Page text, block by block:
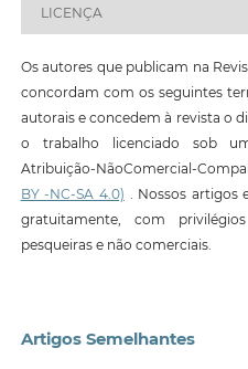
LICENÇA
Os autores que publicam na
concordam com os seguintes
autorais e concedem à revista o
o trabalho licenciado sob
Atribuição-NãoComercial-
BY -NC-SA 4.0) . Nossos artigos
gratuitamente, com
pesqueiras e não comerciais.
Artigos Semelhantes